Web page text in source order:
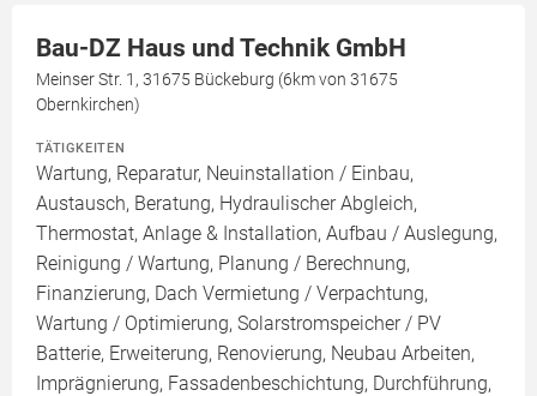
Bau-DZ Haus und Technik GmbH
Meinser Str. 1, 31675 Bückeburg (6km von 31675
Obernkirchen)
TÄTIGKEITEN
Wartung, Reparatur, Neuinstallation / Einbau,
Austausch, Beratung, Hydraulischer Abgleich,
Thermostat, Anlage & Installation, Aufbau / Auslegung,
Reinigung / Wartung, Planung / Berechnung,
Finanzierung, Dach Vermietung / Verpachtung,
Wartung / Optimierung, Solarstromspeicher / PV
Batterie, Erweiterung, Renovierung, Neubau Arbeiten,
Imprägnierung, Fassadenbeschichtung, Durchführung,